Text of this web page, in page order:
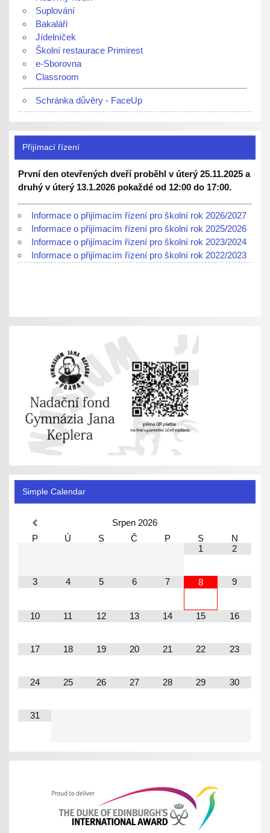
Suplování
Bakaláři
Jídelníček
Školní restaurace Primirest
e-Sborovna
Classroom
Schránka důvěry - FaceUp
Přijímací řízení
První den otevřených dveří proběhl v úterý 25.11.2025 a
druhý v úterý 13.1.2026 pokaždé od 12:00 do 17:00.
Informace o přijímacím řízení pro školní rok 2026/2027
Informace o přijímacím řízení pro školní rok 2025/2026
Informace o přijímacím řízení pro školní rok 2023/2024
Informace o přijímacím řízení pro školní rok 2022/2023
Simple Calendar
Srpen 2026
P
Ú S Č P S
N
1
2
3 4 5 6 7 8 9
10 11 12 13 14 15 16
17 18 19 20 21 22 23
24 25 26 27 28 29 30
31